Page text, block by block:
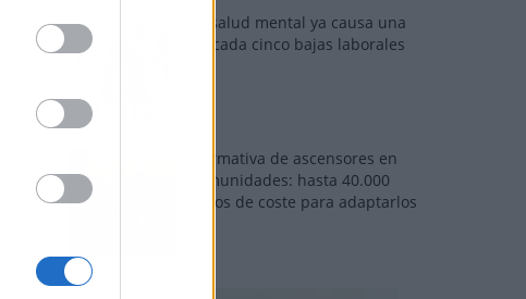
La salud mental ya causa una
de cada cinco bajas laborales
Normativa de ascensores en
comunidades: hasta 40.000
euros de coste para adaptarlos